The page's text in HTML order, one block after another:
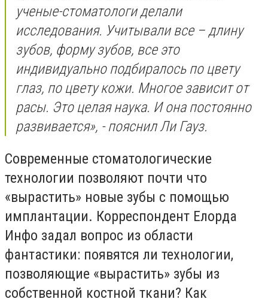
ученые-стоматологи делали
исследования. Учитывали все – длину
зубов, форму зубов, все это
индивидуально подбиралось по цвету
глаз, по цвету кожи. Многое зависит от
расы. Это целая наука. И она постоянно
развивается», - пояснил Ли Гауз.
Современные стоматологические
технологии позволяют почти что
«вырастить» новые зубы с помощью
имплантации. Корреспондент Елорда
Инфо задал вопрос из области
фантастики: появятся ли технологии,
позволяющие «вырастить» зубы из
собственной костной ткани? Как